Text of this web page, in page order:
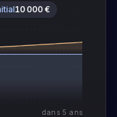
10 000 €
dans 5 ans